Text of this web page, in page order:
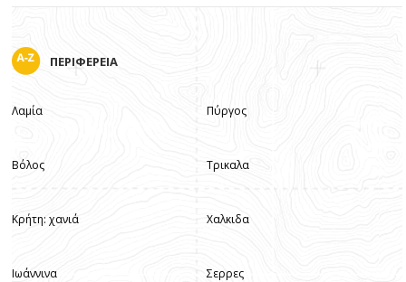
ΠΕΡΙΦΕΡΕΙΑ
Λαμία
Βόλος
Κρήτη: χανιά
Ιωάννινα
Πύργος
Τρικαλα
Χαλκιδα
Σερρες